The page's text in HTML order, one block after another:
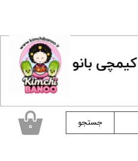
کیمچی بانو
جستجو ۰